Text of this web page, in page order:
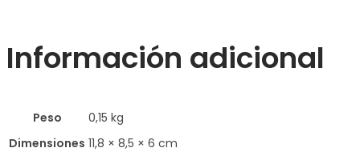
Información adicional
Peso
0,15 kg
Dimensiones 11,8 × 8,5 × 6 cm